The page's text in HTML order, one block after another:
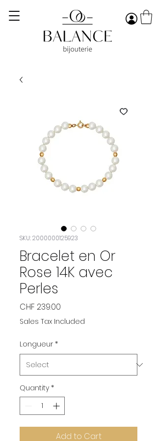
SKU: 2000000125923
Bracelet en Or
Rose 14K avec
Perles
CHF 239.00
Sales Tax Included
Longueur *
Quantity *
Add to Cart